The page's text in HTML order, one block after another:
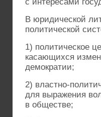
В юридической
политической
1) политическое
касающихся
демократии;
2) властно-
для выражения
в обществе;